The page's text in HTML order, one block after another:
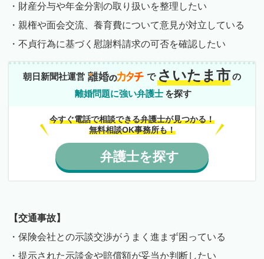
・財産分与や年金分割の取り扱いを整理したい
・親権や面会交流、養育費について意見が対立している
・不貞行為に基づく慰謝料請求の可否を確認したい
朝日新聞社運営 で さいたま市の
離婚問題に強い弁護士 を探す
今すぐ電話で相談できる弁護士が見つかる！
無料相談OK事務所も！
弁護士を探す
【交通事故】
・保険会社との示談交渉がうまく進まず困っている
・提示された示談金や賠償額が妥当か判断したい